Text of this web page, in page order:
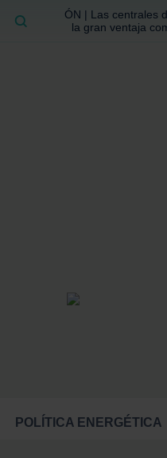
ÓN | Las centrales
la gran ventaja
POLÍTICA ENERGÉTICA
BUSCAR